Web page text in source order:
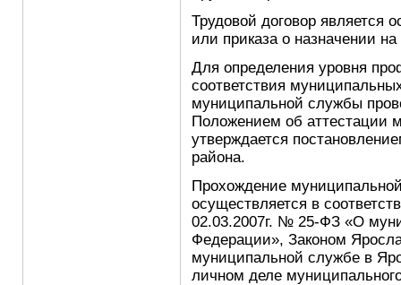
Трудовой договор является
или приказа о назначении
Для определения уровня
соответствия
муниципальной службы
Положением об аттестации
утверждается
района.
Прохождение
осуществляется в
02.03.2007г. № 25-ФЗ «О
Федерации», Законом
муниципальной службе в
личном деле